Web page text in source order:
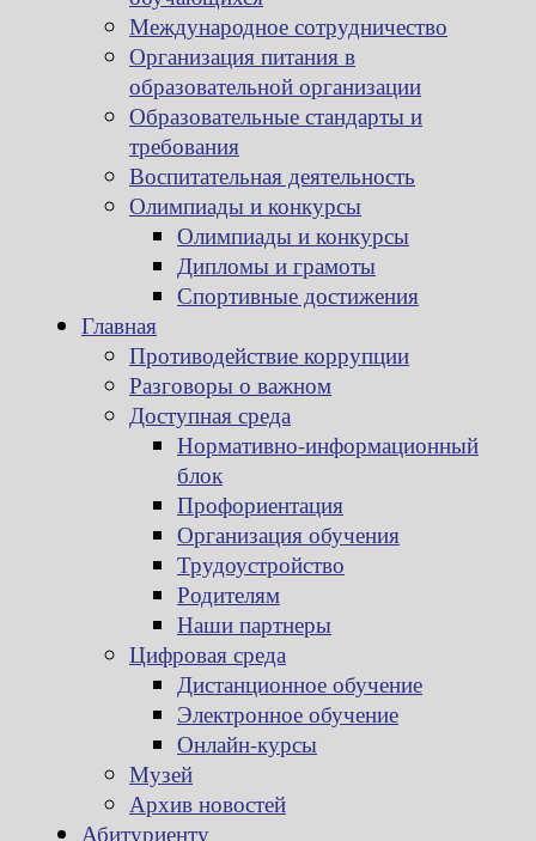
Международное сотрудничество
Организация питания в
образовательной организации
Образовательные стандарты и
требования
Воспитательная деятельность
Олимпиады и конкурсы
Олимпиады и конкурсы
Дипломы и грамоты
Спортивные достижения
Главная
Противодействие коррупции
Разговоры о важном
Доступная среда
Нормативно-информационный
блок
Профориентация
Организация обучения
Трудоустройство
Родителям
Наши партнеры
Цифровая среда
Дистанционное обучение
Электронное обучение
Онлайн-курсы
Музей
Архив новостей
Абитуриенту